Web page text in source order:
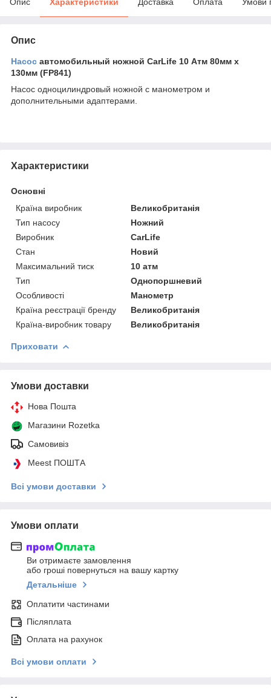
Опис
Насос автомобильный ножной CarLife 10 Атм 80мм x
130мм (FP841)
Насос одноцилиндровый ножной с манометром и
дополнительными адаптерами.
Характеристики
Основні
Країна виробник
Великобританія
Тип насосу
Ножний
Виробник
CarLife
Стан
Новий
Максимальний тиск
10 атм
Тип
Однопоршневий
Особливості
Манометр
Країна реєстрації бренду
Великобританія
Країна-виробник товару
Великобританія
Приховати
Умови доставки
Нова Пошта
Магазини Rozetka
Самовивіз
Meest ПОШТА
Всі умови доставки
Умови оплати
Ви отримаєте замовлення
або гроші повернуться на вашу картку
Детальніше
Оплатити частинами
Післяплата
Оплата на рахунок
Всі умови оплати